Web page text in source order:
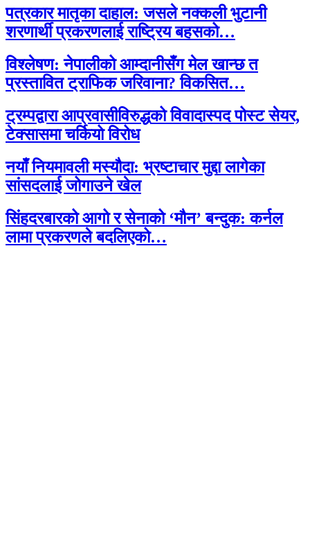
पत्रकार मातृका दाहाल: जसले नक्कली भुटानी
शरणार्थी प्रकरणलाई राष्ट्रिय बहसको…
विश्लेषण: नेपालीको आम्दानीसँग मेल खान्छ त
प्रस्तावित ट्राफिक जरिवाना? विकसित…
ट्रम्पद्वारा आप्रवासीविरुद्धको विवादास्पद पोस्ट सेयर,
टेक्सासमा चर्कियो विरोध
नयाँ नियमावली मस्यौदा: भ्रष्टाचार मुद्दा लागेका
सांसदलाई जोगाउने खेल
सिंहदरबारको आगो र सेनाको ‘मौन’ बन्दुक: कर्नल
लामा प्रकरणले बदलिएको…